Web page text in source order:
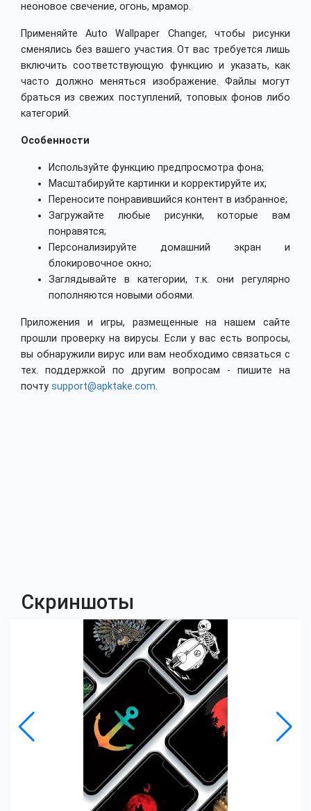
неоновое свечение, огонь, мрамор.
Применяйте Auto Wallpaper Changer, чтобы рисунки
сменялись без вашего участия. От вас требуется лишь
включить соответствующую функцию и указать, как
часто должно меняться изображение. Файлы могут
браться из свежих поступлений, топовых фонов либо
категорий.
Особенности
Используйте функцию предпросмотра фона;
Масштабируйте картинки и корректируйте их;
Переносите понравившийся контент в избранное;
Загружайте любые рисунки, которые вам
понравятся;
Персонализируйте домашний экран и
блокировочное окно;
Заглядывайте в категории, т.к. они регулярно
пополняются новыми обоями.
Приложения и игры, размещенные на нашем сайте
прошли проверку на вирусы. Если у вас есть вопросы,
вы обнаружили вирус или вам необходимо связаться с
тех. поддержкой по другим вопросам - пишите на
почту support@apktake.com.
Скриншоты